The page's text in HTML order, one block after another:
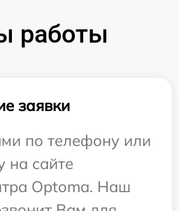
работы
заявки
по телефону или
на сайте
Optoma. Наш